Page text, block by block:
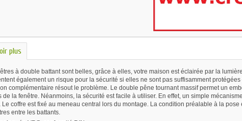
plus
à double battant sont belles, grâce à elles, votre maison est éclairée par la
également un risque pour la sécurité si elles ne sont pas suffisamment
complémentaire résout le problème. Le double pêne tournant massif permet un
de la fenêtre. Néanmoins, la sécurité est facile à utiliser. En effet, un simple
Le coffre est fixé au meneau central lors du montage. La condition préalable à la pose
entre les battants.